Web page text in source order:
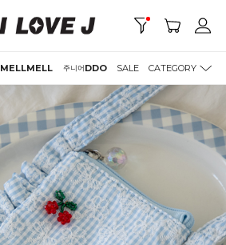
MELLMELL 주니어DDO SALE CATEGORY